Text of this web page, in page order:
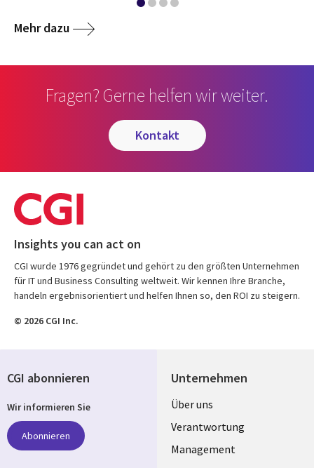
Mehr dazu
Fragen? Gerne helfen wir weiter.
kontakt
Insights you can act on
CGI wurde 1976 gegründet und gehört zu den größten Unternehmen
für IT und Business Consulting weltweit. Wir kennen Ihre Branche,
handeln ergebnisorientiert und helfen Ihnen so, den ROI zu steigern.
© 2026 CGI Inc.
Unternehmen
Useful
links
GERMANY
Über uns
Verantwortung
Management
CGI abonnieren
Wir informieren Sie
Abonnieren